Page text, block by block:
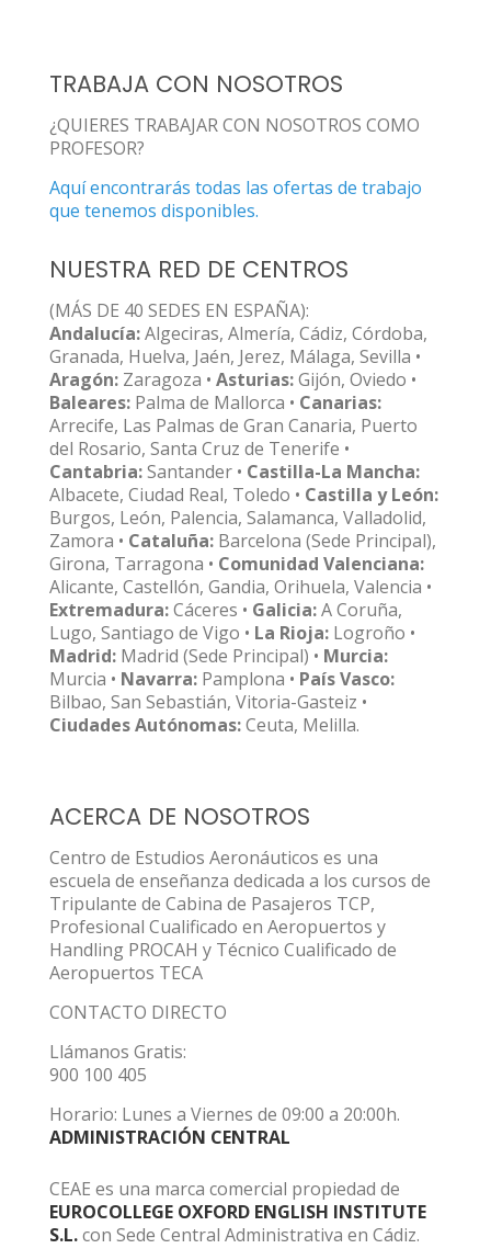
TRABAJA CON NOSOTROS
¿QUIERES TRABAJAR CON NOSOTROS COMO
PROFESOR?
Aquí encontrarás todas las ofertas de trabajo
que tenemos disponibles.
NUESTRA RED DE CENTROS
(MÁS DE 40 SEDES EN ESPAÑA):
Andalucía:Algeciras, Almería, Cádiz, Córdoba,
Granada, Huelva, Jaén, Jerez, Málaga, Sevilla •
Aragón: Zaragoza • Asturias:Gijón, Oviedo •
Baleares: Palma de Mallorca • Canarias:
Arrecife, Las Palmas de Gran Canaria, Puerto
del Rosario, Santa Cruz de Tenerife •
Cantabria:Santander • Castilla-La Mancha:
Albacete, Ciudad Real, Toledo • Castilla y León:
Burgos, León, Palencia, Salamanca, Valladolid,
Zamora • Cataluña: Barcelona (Sede Principal),
Girona, Tarragona • Comunidad Valenciana:
Alicante, Castellón, Gandia, Orihuela, Valencia •
Extremadura:Cáceres • Galicia:A Coruña,
Lugo, Santiago de Vigo • La Rioja: Logroño •
Madrid: Madrid (Sede Principal) • Murcia:
Murcia • Navarra: Pamplona • País Vasco:
Bilbao, San Sebastián, Vitoria-Gasteiz •
Ciudades Autónomas:Ceuta, Melilla.
ACERCA DE NOSOTROS
Centro de Estudios Aeronáuticos es una
escuela de enseñanza dedicada a los cursos de
Tripulante de Cabina de Pasajeros TCP,
Profesional Cualificado en Aeropuertos y
Handling PROCAH y Técnico Cualificado de
Aeropuertos TECA
CONTACTO DIRECTO
Llámanos Gratis:
900 100 405
Horario: Lunes a Viernes de 09:00 a 20:00h.
ADMINISTRACIÓN CENTRAL
CEAE es una marca comercial propiedad de
EUROCOLLEGE OXFORD ENGLISH INSTITUTE
S.L.con Sede Central Administrativa en Cádiz.